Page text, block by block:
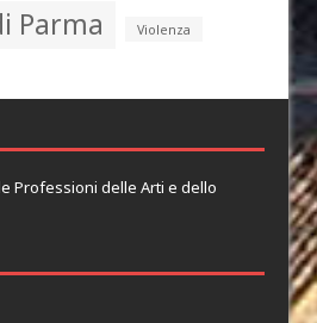
Parma Violenza
Professioni delle Arti e dello